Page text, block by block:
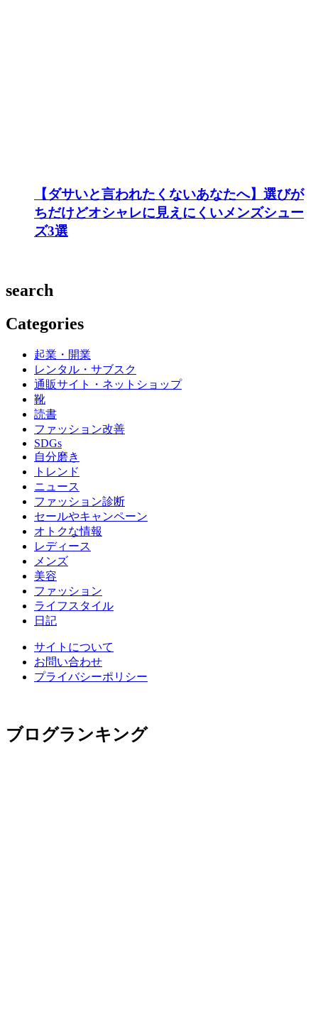
【ダサいと言われたくないあなたへ】選びが
ちだけどオシャレに見えにくいメンズシュー
ズ3選
search
Categories
起業・開業
レンタル・サブスク
通販サイト・ネットショップ
靴
読書
ファッション改善
SDGs
自分磨き
トレンド
ニュース
ファッション診断
セールやキャンペーン
オトクな情報
レディース
メンズ
美容
ファッション
ライフスタイル
日記
サイトについて
お問い合わせ
プライバシーポリシー
ブログランキング